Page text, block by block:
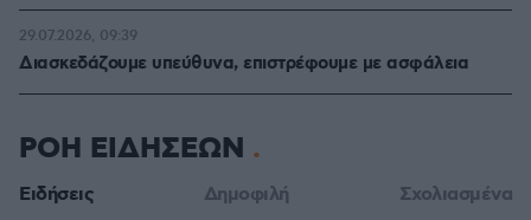
Διασκεδάζουμε υπεύθυνα, επιστρέφουμε με ασφάλεια
29.07.2026, 09:39
ΡΟΗ ΕΙΔΗΣΕΩΝ
Ειδήσεις Δημοφιλή Σχολιασμένα